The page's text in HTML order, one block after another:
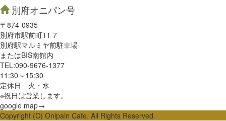
別府オニパン号
〒874-0935
別府市駅前町11-7
別府駅マルミヤ前駐車場
またはBIS南館内
TEL:090-9676-1377
11:30～15:30
定休日 火・水
※祝日は営業します。
google map→
Copyright (C) Onipain Cafe. All Rights Reserved.